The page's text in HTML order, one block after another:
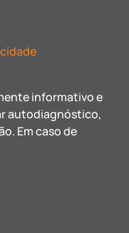
informativo e
autodiagnóstico,
Em caso de